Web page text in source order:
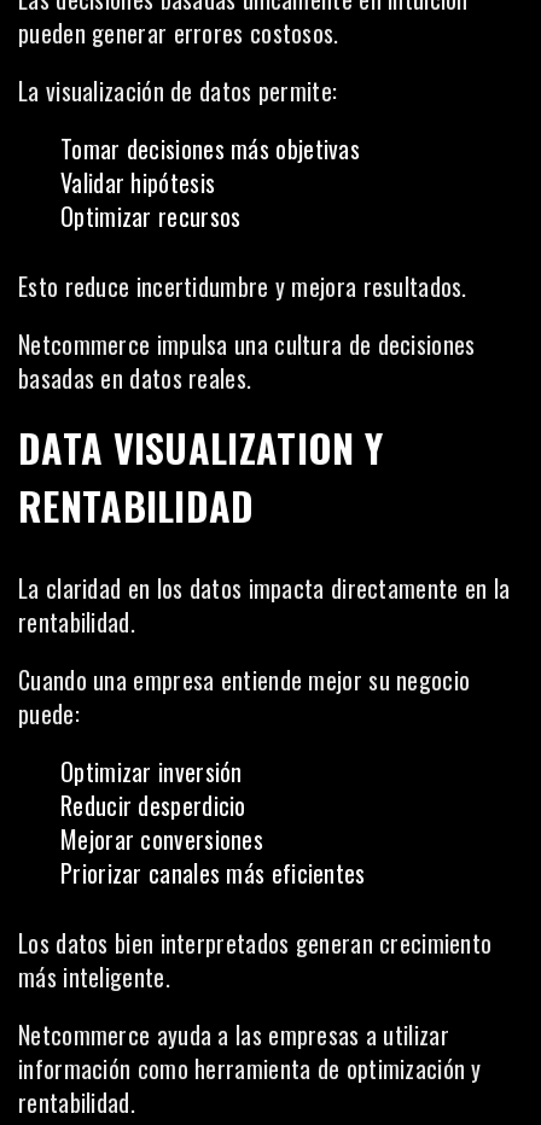
pueden generar errores costosos.
La visualización de datos permite:
Tomar decisiones más objetivas
Validar hipótesis
Optimizar recursos
Esto reduce incertidumbre y mejora resultados.
Netcommerce impulsa una cultura de decisiones
basadas en datos reales.
DATA VISUALIZATION Y
RENTABILIDAD
La claridad en los datos impacta directamente en la
rentabilidad.
Cuando una empresa entiende mejor su negocio
puede:
Optimizar inversión
Reducir desperdicio
Mejorar conversiones
Priorizar canales más eficientes
Los datos bien interpretados generan crecimiento
más inteligente.
Netcommerce ayuda a las empresas a utilizar
información como herramienta de optimización y
rentabilidad.